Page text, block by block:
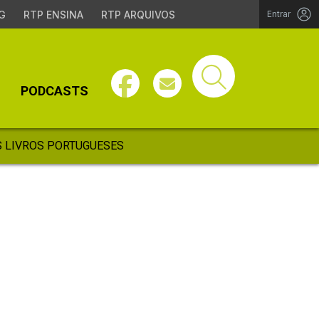
RTP ENSINA RTP ARQUIVOS Entrar
PODCASTS
LIVROS PORTUGUESES